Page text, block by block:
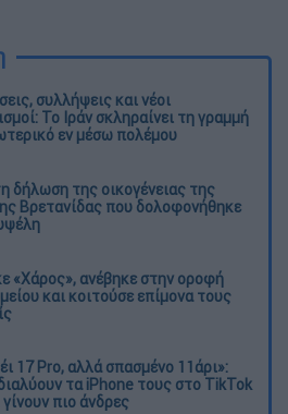
συλλήψεις και νέοι
Το Ιράν σκληραίνει τη γραμμή
εν μέσω πολέμου
δήλωση της οικογένειας της
Βρετανίδας που δολοφονήθηκε
«Χάρος», ανέβηκε στην οροφή
και κοιτούσε επίμονα τους
17 Pro, αλλά σπασμένο 11άρι»:
τα iPhone τους στο TikTok
γίνουν πιο άνδρες